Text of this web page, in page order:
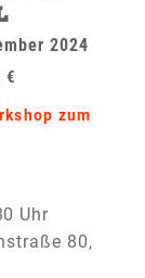
2024
€
zum
Uhr
80,